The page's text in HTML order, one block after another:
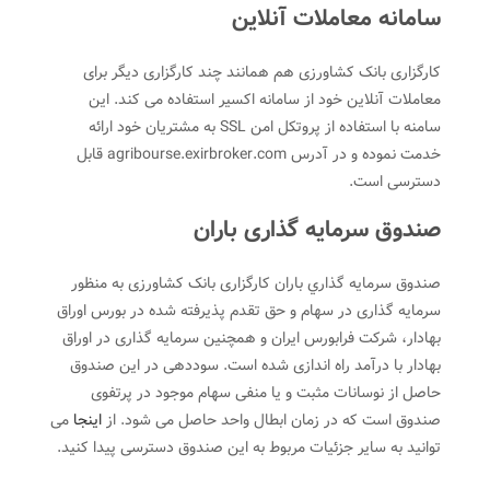
سامانه معاملات آنلاین
کارگزاری بانک کشاورزی هم همانند چند کارگزاری دیگر برای
معاملات آنلاین خود از سامانه اکسیر استفاده می کند. این
سامنه با استفاده از پروتکل امن SSL به مشتریان خود ارائه
خدمت نموده و در آدرس agribourse.exirbroker.com قابل
دسترسی است.
صندوق سرمایه گذاری باران
صندوق سرمايه گذاري باران کارگزاری بانک کشاورزی به منظور
سرمایه گذاری در سهام و حق تقدم پذیرفته شده در بورس اوراق
بهادار، شرکت فرابورس ایران و همچنین سرمایه گذاری در اوراق
بهادار با درآمد راه اندازی شده است. سوددهی در این صندوق
حاصل از نوسانات مثبت و یا منفی سهام موجود در پرتفوی
صندوق است که در زمان ابطال واحد حاصل می شود. از اینجا می
توانید به سایر جزئیات مربوط به این صندوق دسترسی پیدا کنید.